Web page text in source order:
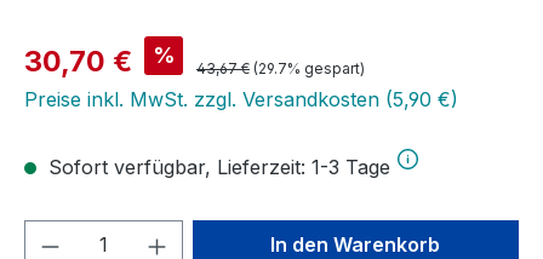
Verkaufspreis:
30,70 € % Regulärer Preis:
43,67 € (29.7% gespart)
Preise inkl. MwSt. zzgl. Versandkosten (5,90 €)
Sofort verfügbar, Lieferzeit: 1-3 Tage
Produkt Anzahl: Gib denIn den Warenkorb